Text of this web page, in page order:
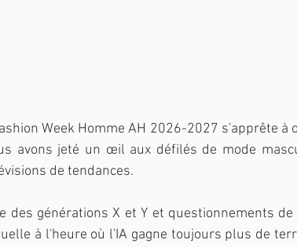
Week Homme AH 2026-2027 s'apprête à
avons jeté un œil aux défilés de mode
de tendances.
des générations X et Y et questionnements
à l'heure où l'IA gagne toujours plus de